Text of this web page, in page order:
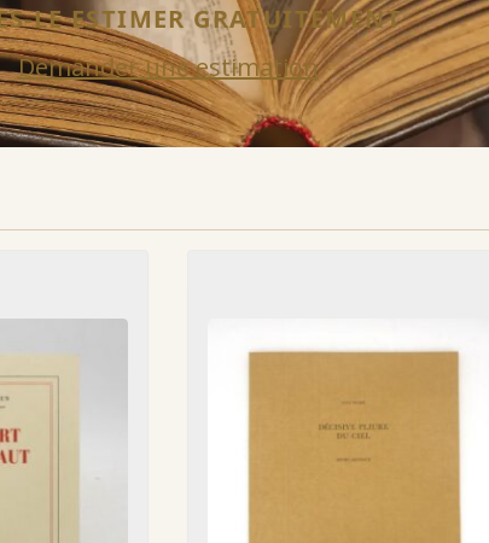
LE ESTIMER GRATUITEMENT
Demander une estimation